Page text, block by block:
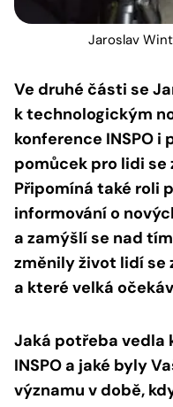
Jaroslav
Ve druhé části se
k technologickým
konference INSPO
pomůcek pro lidi
Připomíná také roli
informování o
a zamýšlí se nad
změnily život lidí
a které velká
Jaká potřeba vedla
INSPO a jaké byly
významu v době,